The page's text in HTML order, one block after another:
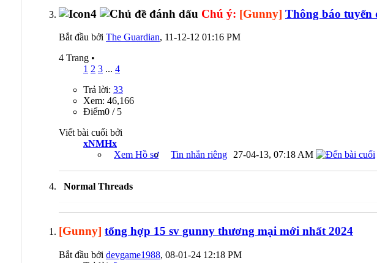
Chú ý: [Gunny] Thông báo
Bắt đầu bởi The Guardian, 11-12-12 01:16 PM
4 Trang •
1 2 3 ... 4
Trả lời: 33
Xem: 46,166
Ðiểm0 / 5
Viết bài cuối bởi
xNMHx
Xem Hồ sơ
Tin nhắn riêng 27-04-13, 07:18 AM
Normal Threads
[Gunny] tổng hợp 15 sv gunny thương mại mới nhất 2024
Bắt đầu bởi devgame1988, 08-01-24 12:18 PM